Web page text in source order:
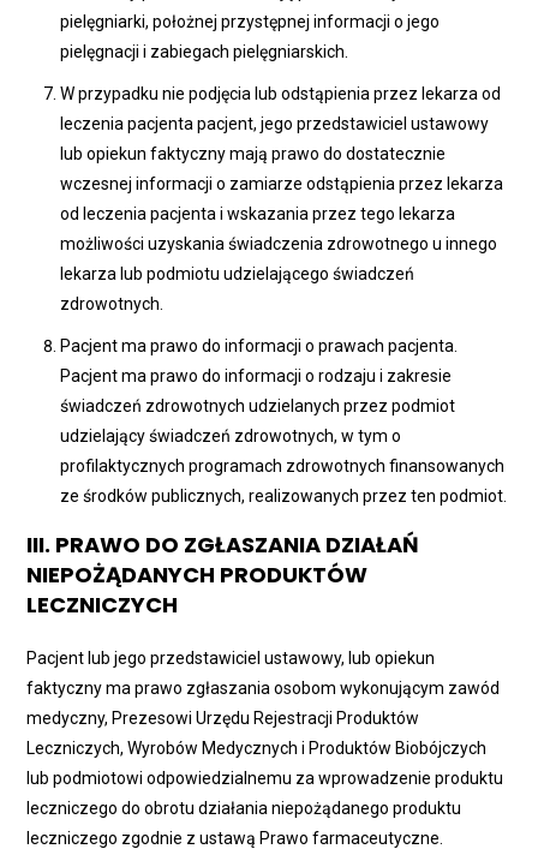
pielęgniarki, położnej przystępnej informacji o jego
pielęgnacji i zabiegach pielęgniarskich.
W przypadku nie podjęcia lub odstąpienia przez lekarza od
leczenia pacjenta pacjent, jego przedstawiciel ustawowy
lub opiekun faktyczny mają prawo do dostatecznie
wczesnej informacji o zamiarze odstąpienia przez lekarza
od leczenia pacjenta i wskazania przez tego lekarza
możliwości uzyskania świadczenia zdrowotnego u innego
lekarza lub podmiotu udzielającego świadczeń
zdrowotnych.
Pacjent ma prawo do informacji o prawach pacjenta.
Pacjent ma prawo do informacji o rodzaju i zakresie
świadczeń zdrowotnych udzielanych przez podmiot
udzielający świadczeń zdrowotnych, w tym o
profilaktycznych programach zdrowotnych finansowanych
ze środków publicznych, realizowanych przez ten podmiot.
III. PRAWO DO ZGŁASZANIA DZIAŁAŃ
NIEPOŻĄDANYCH PRODUKTÓW
LECZNICZYCH
Pacjent lub jego przedstawiciel ustawowy, lub opiekun
faktyczny ma prawo zgłaszania osobom wykonującym zawód
medyczny, Prezesowi Urzędu Rejestracji Produktów
Leczniczych, Wyrobów Medycznych i Produktów Biobójczych
lub podmiotowi odpowiedzialnemu za wprowadzenie produktu
leczniczego do obrotu działania niepożądanego produktu
leczniczego zgodnie z ustawą Prawo farmaceutyczne.